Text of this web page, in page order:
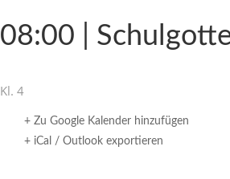
08:00 |
Kl. 4
+ Zu Google Kalender hinzufügen
+ iCal / Outlook exportieren